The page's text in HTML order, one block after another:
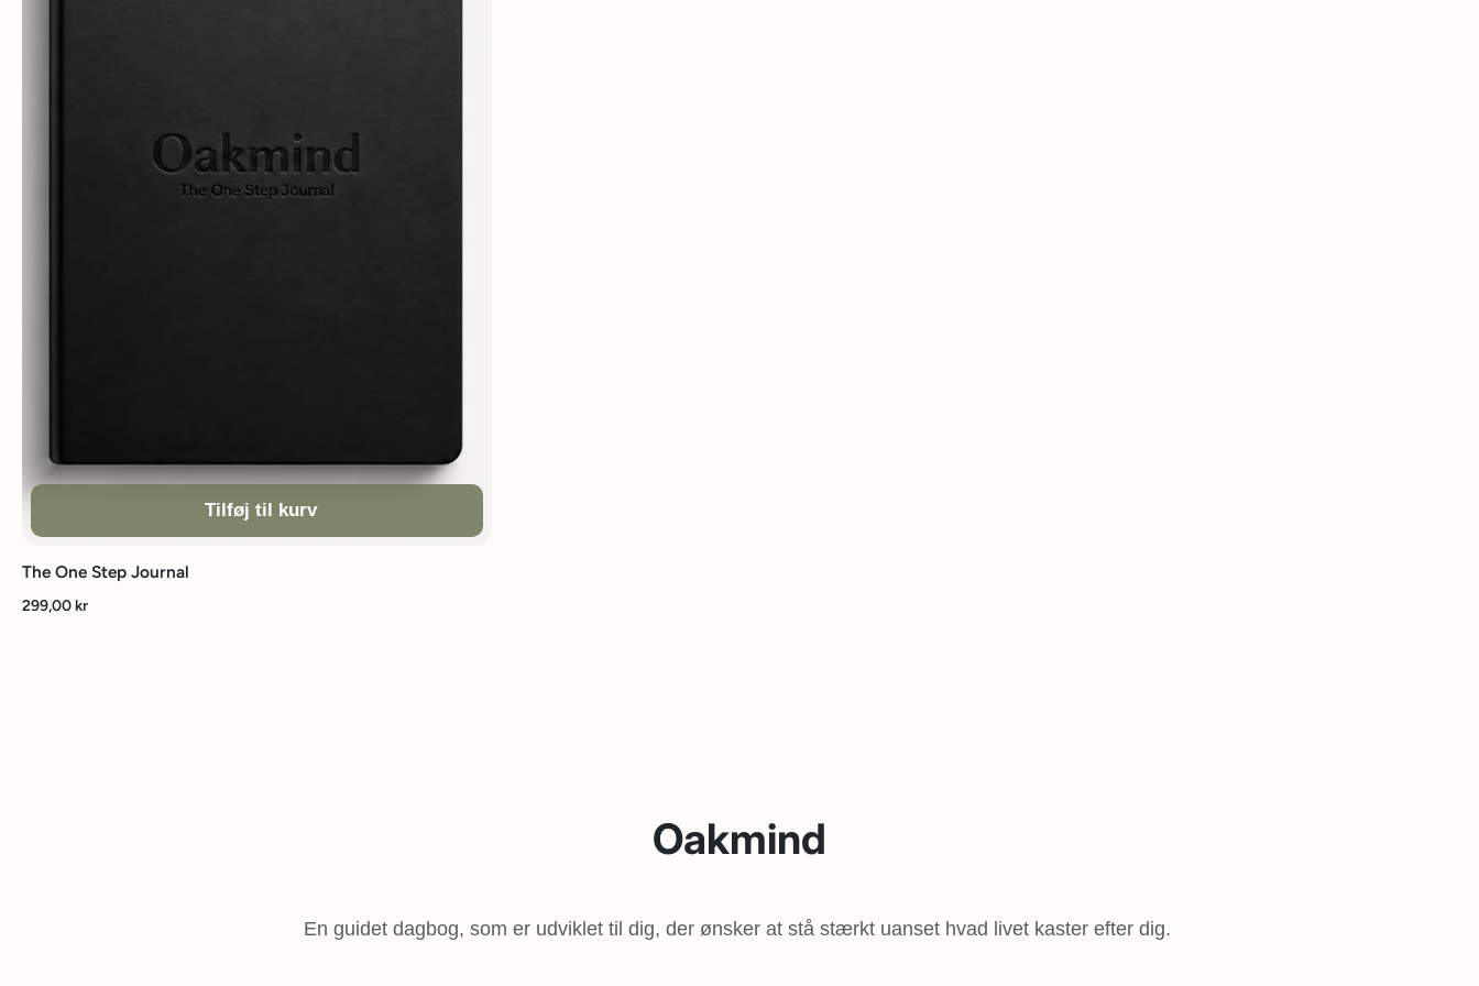
Tilføj til kurv
The One Step Journal
299,00 kr
Oakmind
En guidet dagbog, som er udviklet til dig, der ønsker at stå stærkt uanset hvad livet kaster efter dig.